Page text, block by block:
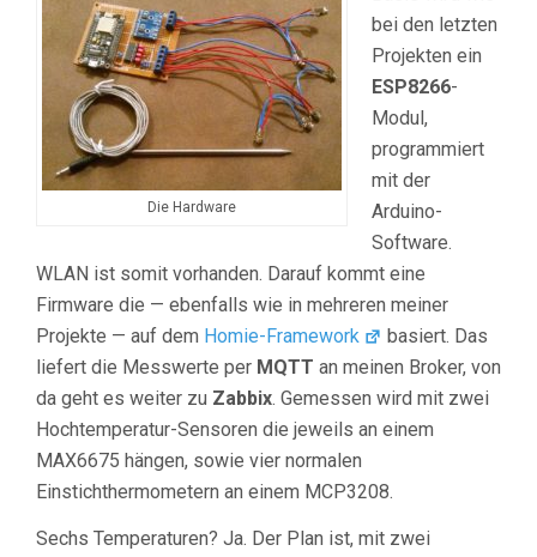
Die Hardware
bei den letzten
Projekten ein
ESP8266-
Modul,
programmiert
mit der
Arduino-
Software.
WLAN ist somit vorhanden. Darauf kommt eine
Firmware die — ebenfalls wie in mehreren meiner
Projekte — auf dem Homie-Framework
basiert. Das
liefert die Messwerte per MQTT an meinen Broker, von
da geht es weiter zu Zabbix. Gemessen wird mit zwei
Hochtemperatur-Sensoren die jeweils an einem
MAX6675 hängen, sowie vier normalen
Einstichthermometern an einem MCP3208.
Sechs Temperaturen? Ja. Der Plan ist, mit zwei